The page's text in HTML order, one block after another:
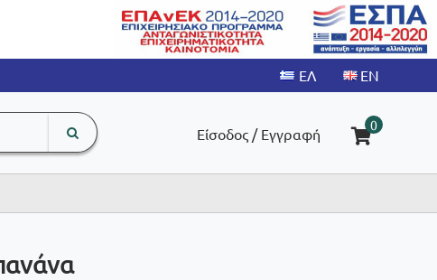
search
input
Είσοδος / Εγγραφή
0